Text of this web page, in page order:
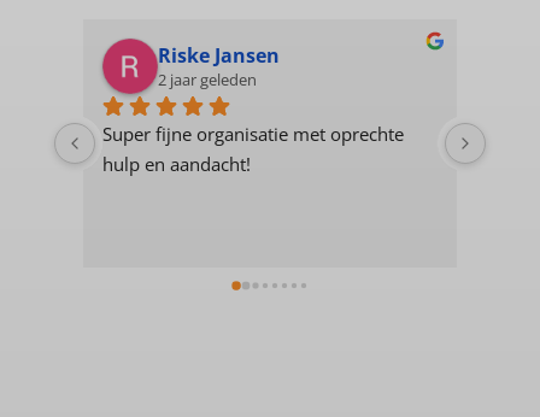
Riske Jansen
2 jaar geleden
Super fijne organisatie met oprechte
hulp en aandacht!